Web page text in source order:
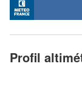
Profil